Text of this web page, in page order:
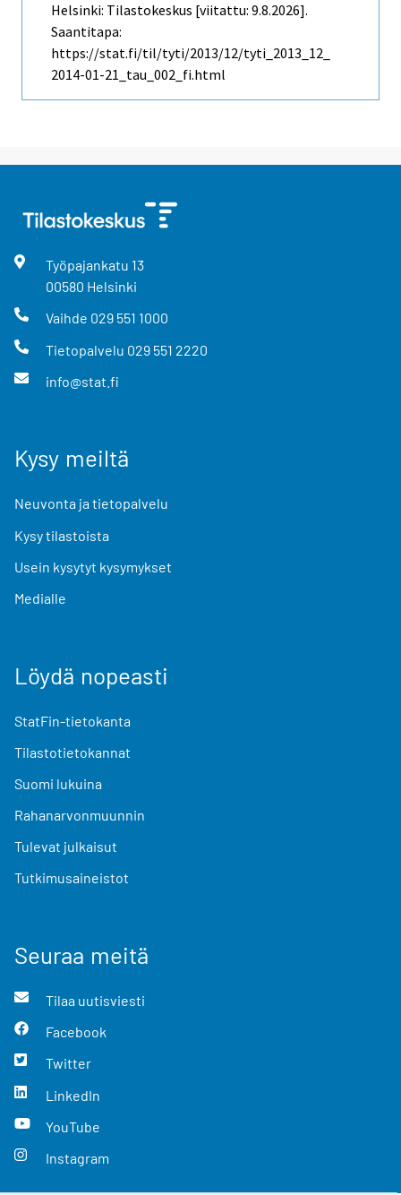
Helsinki: Tilastokeskus [viitattu: 9.8.2026].
Saantitapa:
https://stat.fi/til/tyti/2013/12/tyti_2013_12_
2014-01-21_tau_002_fi.html
Työpajankatu 13
00580 Helsinki
Vaihde 029 551 1000
Tietopalvelu 029 551 2220
info@stat.fi
Kysy meiltä
Neuvonta ja tietopalvelu
Kysy tilastoista
Usein kysytyt kysymykset
Medialle
Löydä nopeasti
StatFin-tietokanta
Tilastotietokannat
Suomi lukuina
Rahanarvonmuunnin
Tulevat julkaisut
Tutkimusaineistot
Seuraa meitä
Tilaa uutisviesti
Facebook
Twitter
LinkedIn
YouTube
Instagram